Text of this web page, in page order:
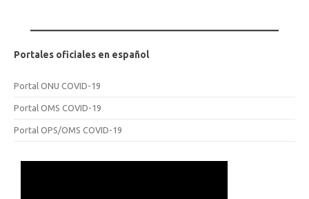
Portales oficiales en español
Portal ONU COVID-19
Portal OMS COVID-19
Portal OPS/OMS COVID-19